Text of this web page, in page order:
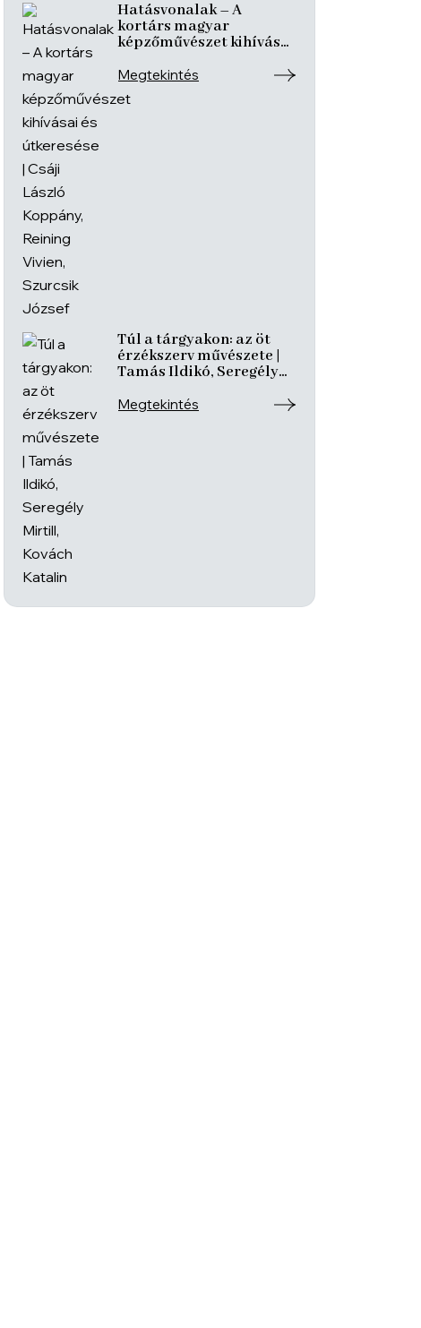
Hatásvonalak – A
kortárs magyar
képzőművészet kihívásai
László Koppány, Reining
Vivien, Szurcsik József
Megtekintés
Túl a tárgyakon: az öt
érzékszerv művészete |
Tamás Ildikó, Seregély
Megtekintés